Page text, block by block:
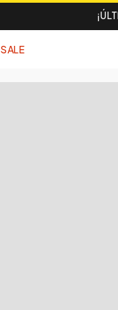
SALE